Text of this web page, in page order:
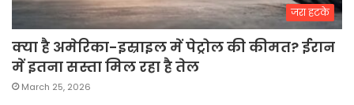
जरा हटके
क्या है अमेरिका-इस्राइल में पेट्रोल की कीमत? ईरान
में इतना सस्ता मिल रहा है तेल
March 25, 2026